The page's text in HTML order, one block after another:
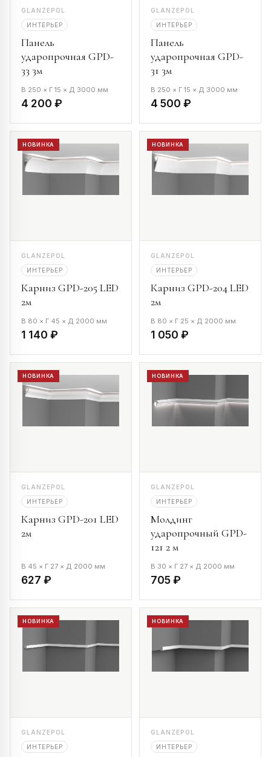
GLANZEPOL
ИНТЕРЬЕР
Панель
ударопрочная GPD-
33 3м
В 250 × Г 15 × Д 3000 мм
4 200 ₽
GLANZEPOL
ИНТЕРЬЕР
Панель
ударопрочная GPD-
31 3м
В 250 × Г 15 × Д 3000 мм
4 500 ₽
НОВИНКА
GLANZEPOL
ИНТЕРЬЕР
Карниз GPD-205 LED
2м
В 80 × Г 45 × Д 2000 мм
1 140 ₽
НОВИНКА
GLANZEPOL
ИНТЕРЬЕР
Карниз GPD-204 LED
2м
В 80 × Г 25 × Д 2000 мм
1 050 ₽
НОВИНКА
GLANZEPOL
ИНТЕРЬЕР
Карниз GPD-201 LED
2м
В 45 × Г 27 × Д 2000 мм
627 ₽
НОВИНКА
GLANZEPOL
ИНТЕРЬЕР
Молдинг
ударопрочный GPD-
121 2 м
В 30 × Г 27 × Д 2000 мм
705 ₽
НОВИНКА
GLANZEPOL
ИНТЕРЬЕР
НОВИНКА
GLANZEPOL
ИНТЕРЬЕР